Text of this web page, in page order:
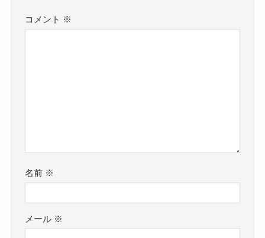
コメント ※
名前 ※
メール ※